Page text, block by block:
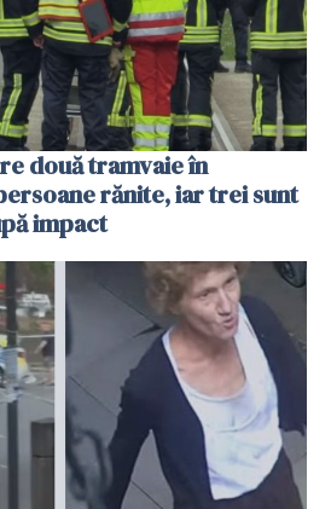
două tramvaie în
rănite, iar trei sunt
impact